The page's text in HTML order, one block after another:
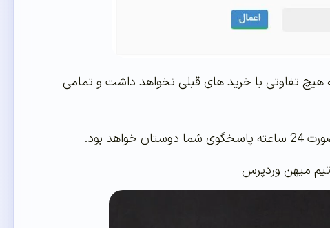
هیچ تفاوتی با خرید های قبلی نخواهد داشت و تمامی
بود.
میهن وردپرس